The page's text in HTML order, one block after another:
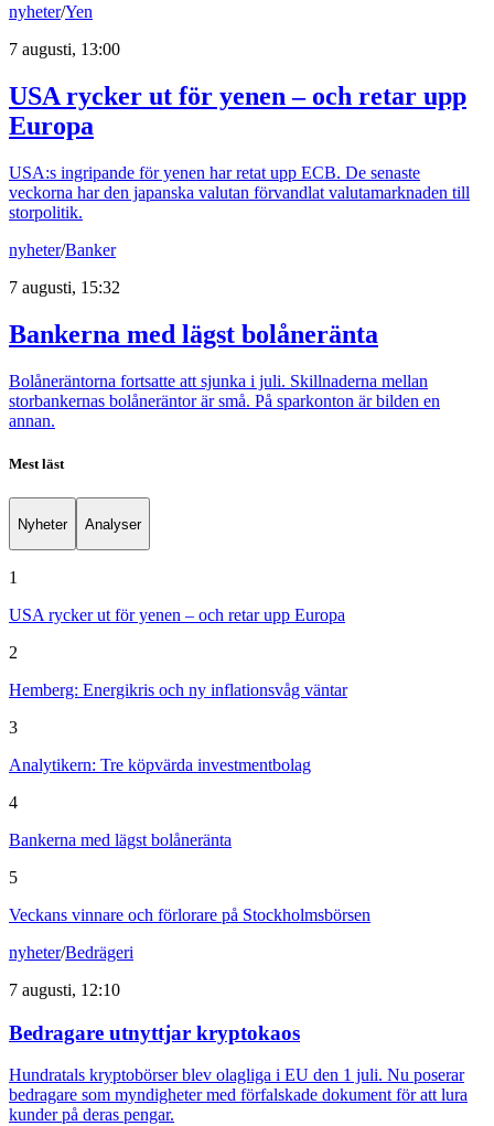
nyheter/Yen
7 augusti, 13:00
USA rycker ut för yenen – och retar upp
Europa
USA:s ingripande för yenen har retat upp ECB. De senaste
veckorna har den japanska valutan förvandlat valutamarknaden till
storpolitik.
nyheter/Banker
7 augusti, 15:32
Bankerna med lägst bolåneränta
Bolåneräntorna fortsatte att sjunka i juli. Skillnaderna mellan
storbankernas bolåneräntor är små. På sparkonton är bilden en
annan.
Mest läst
Nyheter Analyser
1
USA rycker ut för yenen – och retar upp Europa
2
Hemberg: Energikris och ny inflationsvåg väntar
3
Analytikern: Tre köpvärda investmentbolag
4
Bankerna med lägst bolåneränta
5
Veckans vinnare och förlorare på Stockholmsbörsen
nyheter/Bedrägeri
7 augusti, 12:10
Bedragare utnyttjar kryptokaos
Hundratals kryptobörser blev olagliga i EU den 1 juli. Nu poserar
bedragare som myndigheter med förfalskade dokument för att lura
kunder på deras pengar.